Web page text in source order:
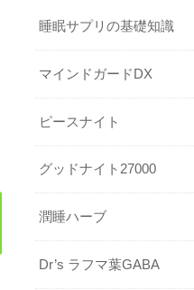
睡眠サプリの基礎知識
マインドガードDX
ピースナイト
グッドナイト27000
潤睡ハーブ
Dr’s ラフマ葉GABA